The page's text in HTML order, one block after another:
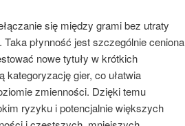
się między grami bez utraty
płynność jest szczególnie ceniona
nowe tytuły w krótkich
gier, co ułatwia
zmienności. Dzięki temu
ryzyku i potencjalnie większych